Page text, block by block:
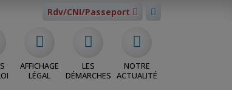
Rdv/CNI/Passeport
AFFICHAGE
LÉGAL
LES
DÉMARCHES
NOTRE
ACTUALITÉ